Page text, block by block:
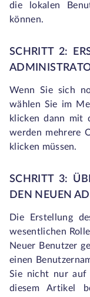
die lokalen
können.
SCHRITT 2:
Wenn Sie sich
wählen Sie im
klicken dann mit
werden mehrere
klicken müssen.
SCHRITT 3:
DEN NEUEN
Die Erstellung
wesentlichen
Neuer Benutzer
einen
Sie nicht nur auf
diesem Artikel